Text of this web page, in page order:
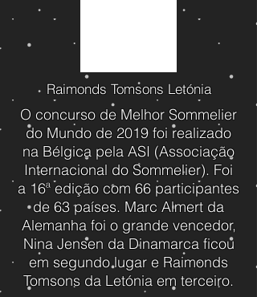
Raimonds Tomsons Letónia
O concurso de Melhor Sommelier
do Mundo de 2019 foi realizado
na Bélgica pela ASI (Associação
Internacional do Sommelier). Foi
a 16ª edição com 66 participantes
de 63 países. Marc Almert da
Alemanha foi o grande vencedor,
Nina Jensen da Dinamarca ficou
em segundo lugar e Raimonds
Tomsons da Letónia em terceiro.